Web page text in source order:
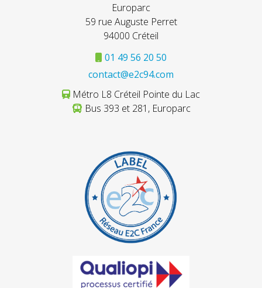
Europarc
59 rue Auguste Perret
94000 Créteil
01 49 56 20 50
contact@e2c94.com
Métro L8 Créteil Pointe du Lac
Bus 393 et 281, Europarc